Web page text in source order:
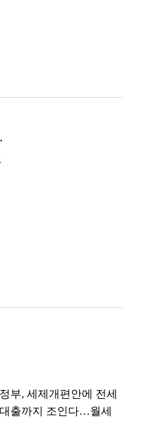
정부, 세제개편안에 전세
대출까지 조인다…월세